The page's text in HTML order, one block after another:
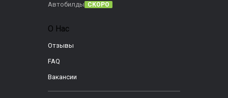
Автобилды СКОРО
О Нас
Отзывы
FAQ
Вакансии